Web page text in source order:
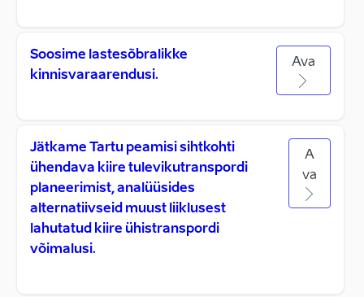
Soosime lastesõbralikke
kinnisvaraarendusi.
Ava
Jätkame Tartu peamisi sihtkohti
ühendava kiire tulevikutranspordi
planeerimist, analüüsides
alternatiivseid muust liiklusest
lahutatud kiire ühistranspordi
võimalusi.
A
va